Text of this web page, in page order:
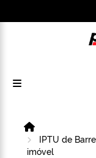
IPTU de
imóvel